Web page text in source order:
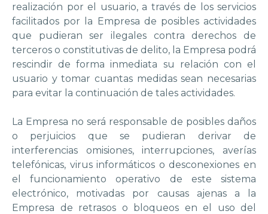
realización por el usuario, a través de los servicios
facilitados por la Empresa de posibles actividades
que pudieran ser ilegales contra derechos de
terceros o constitutivas de delito, la Empresa podrá
rescindir de forma inmediata su relación con el
usuario y tomar cuantas medidas sean necesarias
para evitar la continuación de tales actividades.
La Empresa no será responsable de posibles daños
o perjuicios que se pudieran derivar de
interferencias omisiones, interrupciones, averías
telefónicas, virus informáticos o desconexiones en
el funcionamiento operativo de este sistema
electrónico, motivadas por causas ajenas a la
Empresa de retrasos o bloqueos en el uso del